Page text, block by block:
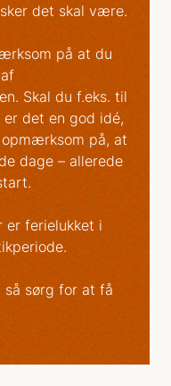
det skal være.
på at du
Skal du f.eks. til
er det en god idé,
på, at
dage – allerede
er ferielukket i
så sørg for at få